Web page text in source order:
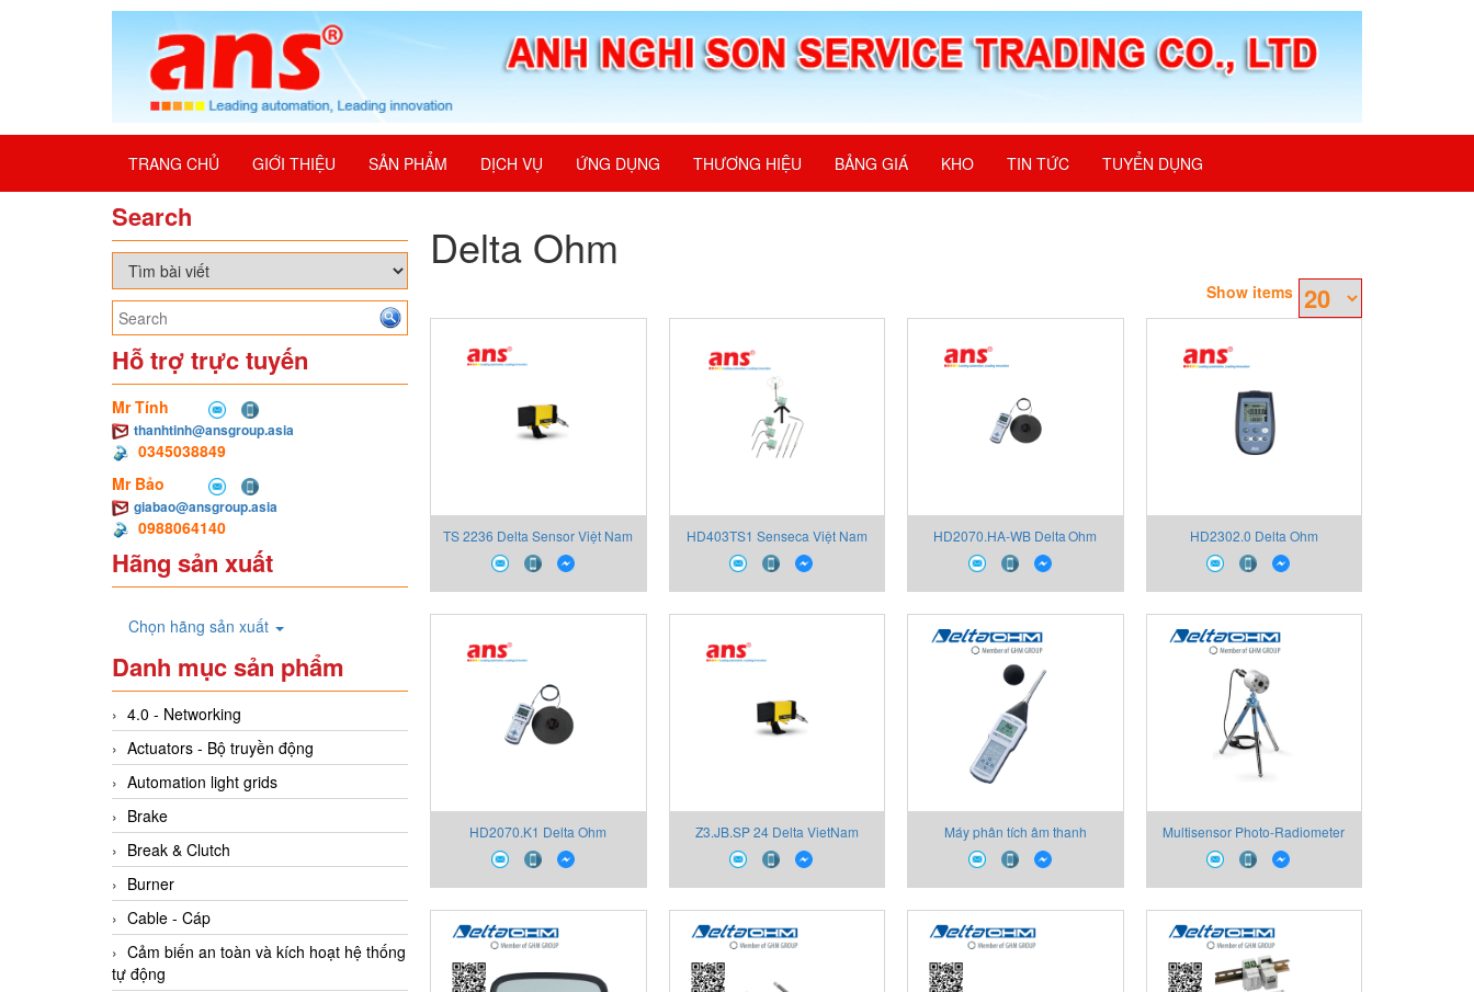
TRANG CHỦ GIỚI THIỆU SẢN PHẨM DỊCH VỤ ỨNG DỤNG THƯƠNG HIỆU BẢNG GIÁ KHO TIN TỨC TUYỂN DỤNG
Search
Hỗ trợ trực tuyến
Mr Tính
thanhtinh@ansgroup.asia
0345038849
Mr Bảo
giabao@ansgroup.asia
0988064140
Hãng sản xuất
Chọn hãng sản xuất
Danh mục sản phẩm
4.0 - Networking
Actuators - Bộ truyền động
Automation light grids
Brake
Break & Clutch
Burner
Cable - Cáp
Cảm biến an toàn và kích hoạt hệ thống
tự động
Delta Ohm
Show items
TS 2236 Delta Sensor Việt Nam HD403TS1 Senseca Việt Nam HD2070.HA‑WB Delta Ohm
HD2302.0 Delta Ohm
(Sensaca) Việt Nam
HD2070.K1 Delta Ohm
VietNam
Z3.JB.SP 24 Delta VietNam Máy phân tích âm thanh Multisensor Photo-Radiometer